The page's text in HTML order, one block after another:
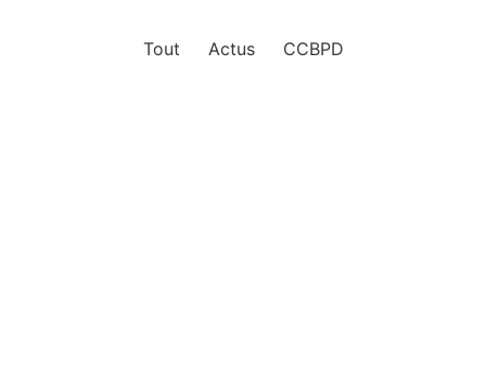
Tout Actus CCBPD